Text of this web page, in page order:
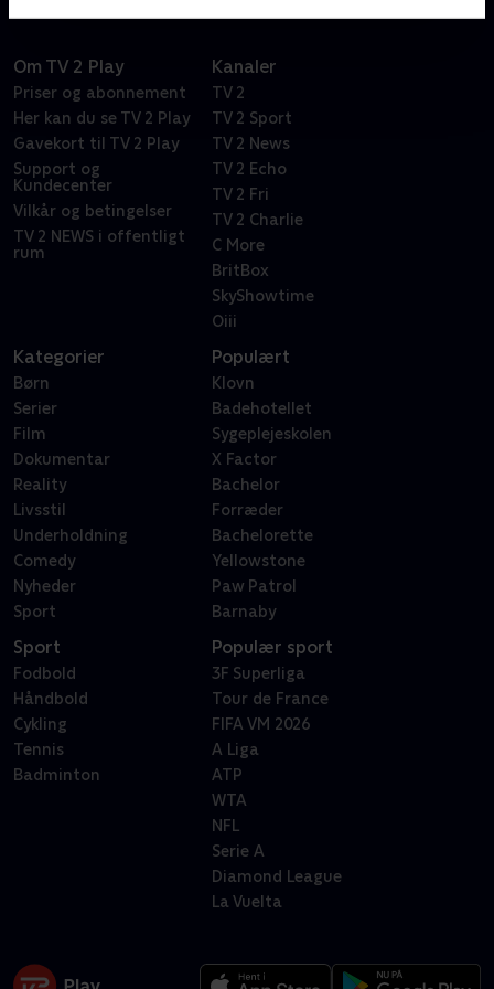
Om TV 2 Play
Priser og abonnement
Her kan du se TV 2 Play
Gavekort til TV 2 Play
Support og
Kundecenter
Vilkår og betingelser
TV 2 NEWS i offentligt
rum
Kanaler
TV 2
TV 2 Sport
TV 2 News
TV 2 Echo
TV 2 Fri
TV 2 Charlie
C More
BritBox
SkyShowtime
Oiii
Kategorier
Børn
Serier
Film
Dokumentar
Reality
Livsstil
Underholdning
Comedy
Nyheder
Sport
Populært
Klovn
Badehotellet
Sygeplejeskolen
X Factor
Bachelor
Forræder
Bachelorette
Yellowstone
Paw Patrol
Barnaby
Sport
Fodbold
Håndbold
Cykling
Tennis
Badminton
Populær sport
3F Superliga
Tour de France
FIFA VM 2026
A Liga
ATP
WTA
NFL
Serie A
Diamond League
La Vuelta